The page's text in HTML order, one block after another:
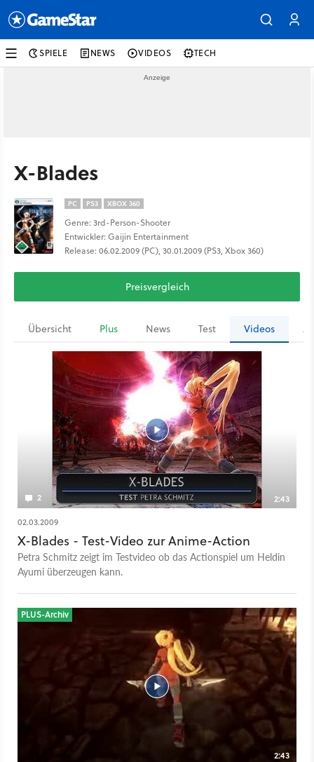
SPIELE NEWS VIDEOS TECH
X-Blades
PC PS3 XBOX 360
Genre: 3rd-Person-Shooter
Entwickler: Gaijin Entertainment
Release: 06.02.2009 (PC), 30.01.2009 (PS3, Xbox 360)
Preisvergleich
Übersicht Plus News Test Videos
2
2:43
02.03.2009
X-Blades - Test-Video zur Anime-Action
Petra Schmitz zeigt im Testvideo ob das Actionspiel um Heldin
Ayumi überzeugen kann.
2:43
PLUS-Archiv